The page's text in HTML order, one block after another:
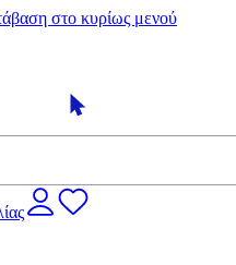
στο κυρίως μενού